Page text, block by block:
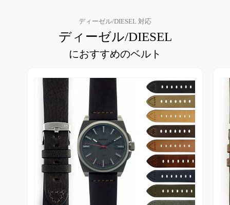
ディーゼル/DIESEL 対応
ディーゼル/DIESEL
におすすめのベルト